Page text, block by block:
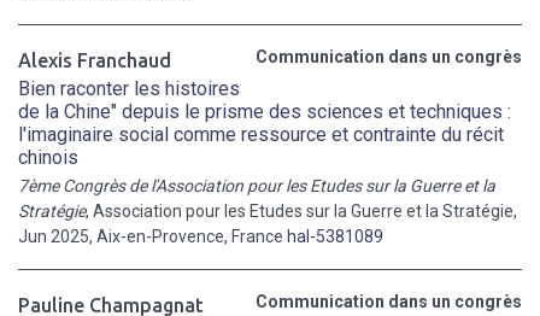
Communication dans un congrès
Alexis Franchaud
Bien raconter les histoires
de la Chine" depuis le prisme des sciences et techniques :
l'imaginaire social comme ressource et contrainte du récit
chinois
7ème Congrès de l'Association pour les Etudes sur la Guerre et la
Stratégie, Association pour les Etudes sur la Guerre et la Stratégie,
Jun 2025, Aix-en-Provence, France hal-5381089
Communication dans un congrès
Pauline Champagnat